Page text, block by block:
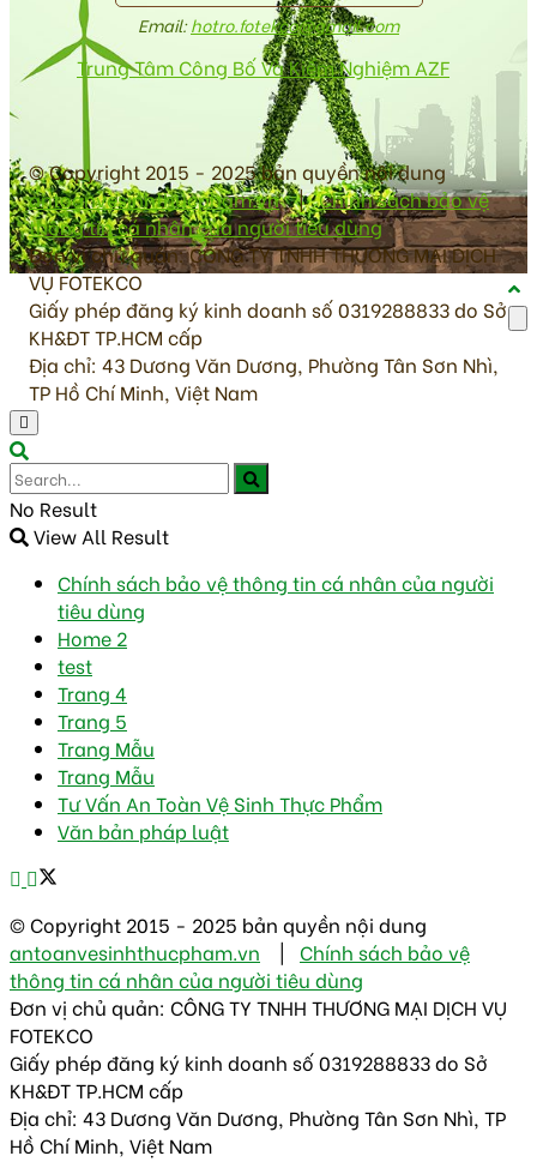
Email:hotro.fotekco@gmail.com
Trung Tâm Công Bố Và Kiểm Nghiệm AZF
© Copyright 2015 - 2025 bản quyền nội dung
antoanvesinhthucpham.vn|Chính sách bảo vệ
thông tin cá nhân của người tiêu dùng
Đơn vị chủ quản: CÔNG TY TNHH THƯƠNG MẠI DỊCH
VỤ FOTEKCO
Giấy phép đăng ký kinh doanh số 0319288833 do Sở
KH&ĐT TP.HCM cấp
Địa chỉ: 43 Dương Văn Dương, Phường Tân Sơn Nhì,
TP Hồ Chí Minh, Việt Nam
No Result
View All Result
Chính sách bảo vệ thông tin cá nhân của người
tiêu dùng
Home 2
test
Trang 4
Trang 5
Trang Mẫu
Trang Mẫu
Tư Vấn An Toàn Vệ Sinh Thực Phẩm
Văn bản pháp luật
© Copyright 2015 - 2025 bản quyền nội dung
antoanvesinhthucpham.vn | Chính sách bảo vệ
thông tin cá nhân của người tiêu dùng
Đơn vị chủ quản: CÔNG TY TNHH THƯƠNG MẠI DỊCH VỤ
FOTEKCO
Giấy phép đăng ký kinh doanh số 0319288833 do Sở
KH&ĐT TP.HCM cấp
Địa chỉ: 43 Dương Văn Dương, Phường Tân Sơn Nhì, TP
Hồ Chí Minh, Việt Nam